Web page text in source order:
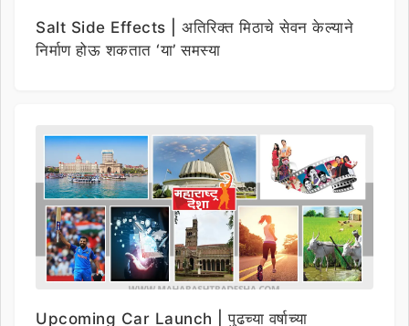
Salt Side Effects | अतिरिक्त मिठाचे सेवन केल्याने
निर्माण होऊ शकतात ‘या’ समस्या
Upcoming Car Launch | पुढच्या वर्षाच्या